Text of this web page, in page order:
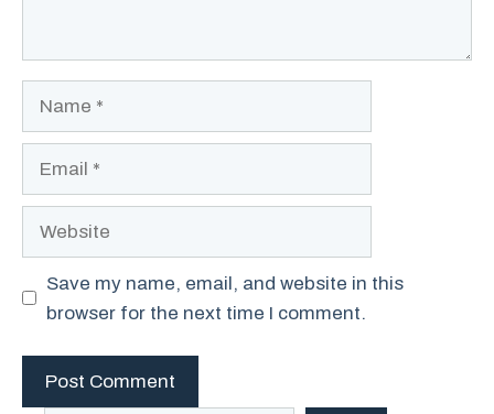
Save my name, email, and website in this
browser for the next time I comment.